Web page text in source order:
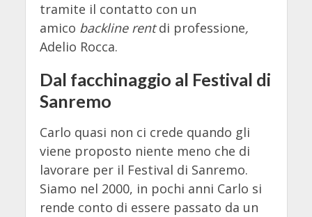
tramite il contatto con un
amico backline rentdi professione,
Adelio Rocca.
Dal facchinaggio al Festival di
Sanremo
Carlo quasi non ci crede quando gli
viene proposto niente meno che di
lavorare per il Festival di Sanremo.
Siamo nel 2000, in pochi anni Carlo si
rende conto di essere passato da un